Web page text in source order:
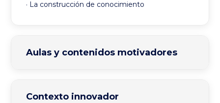
· La construcción de conocimiento
Aulas y contenidos motivadores
Contexto innovador